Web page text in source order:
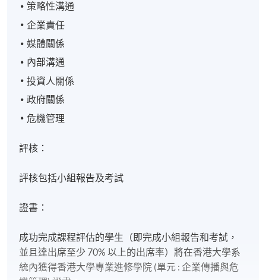
策略性溝通
企業責任
媒體關係
內部溝通
投資人關係
政府關係
危機管理
評核：
評核包括小組報告及考試
證書：
成功完成課程評估的學生（即完成小組報告和考試，
並且達出席至少 70% 以上的出席率）將在香港大學系
統內獲得香港大學專業進修學院 (單元 : 企業傳播與危